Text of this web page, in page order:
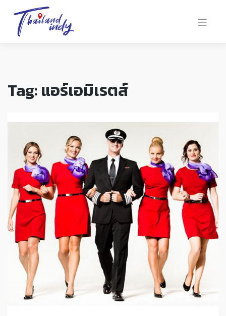
Tag: แอร์เอมิเรตส์